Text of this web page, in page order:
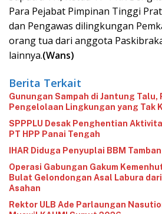
Para Pejabat Pimpinan Tinggi
dan Pengawas dilingkungan
orang tua dari anggota
lainnya.(Wans)
Berita Terkait
Gunungan Sampah di Jantung Talu,
Pengelolaan Lingkungan yang Tak
‎SPPPLU Desak Penghentian
PT HPP Panai Tengah‎
‎IHAR Diduga Penyuplai BBM
Operasi Gabungan Gakum
Bulat Gelondongan Asal Labura
Asahan
Rektor ULB Ade Parlaungan